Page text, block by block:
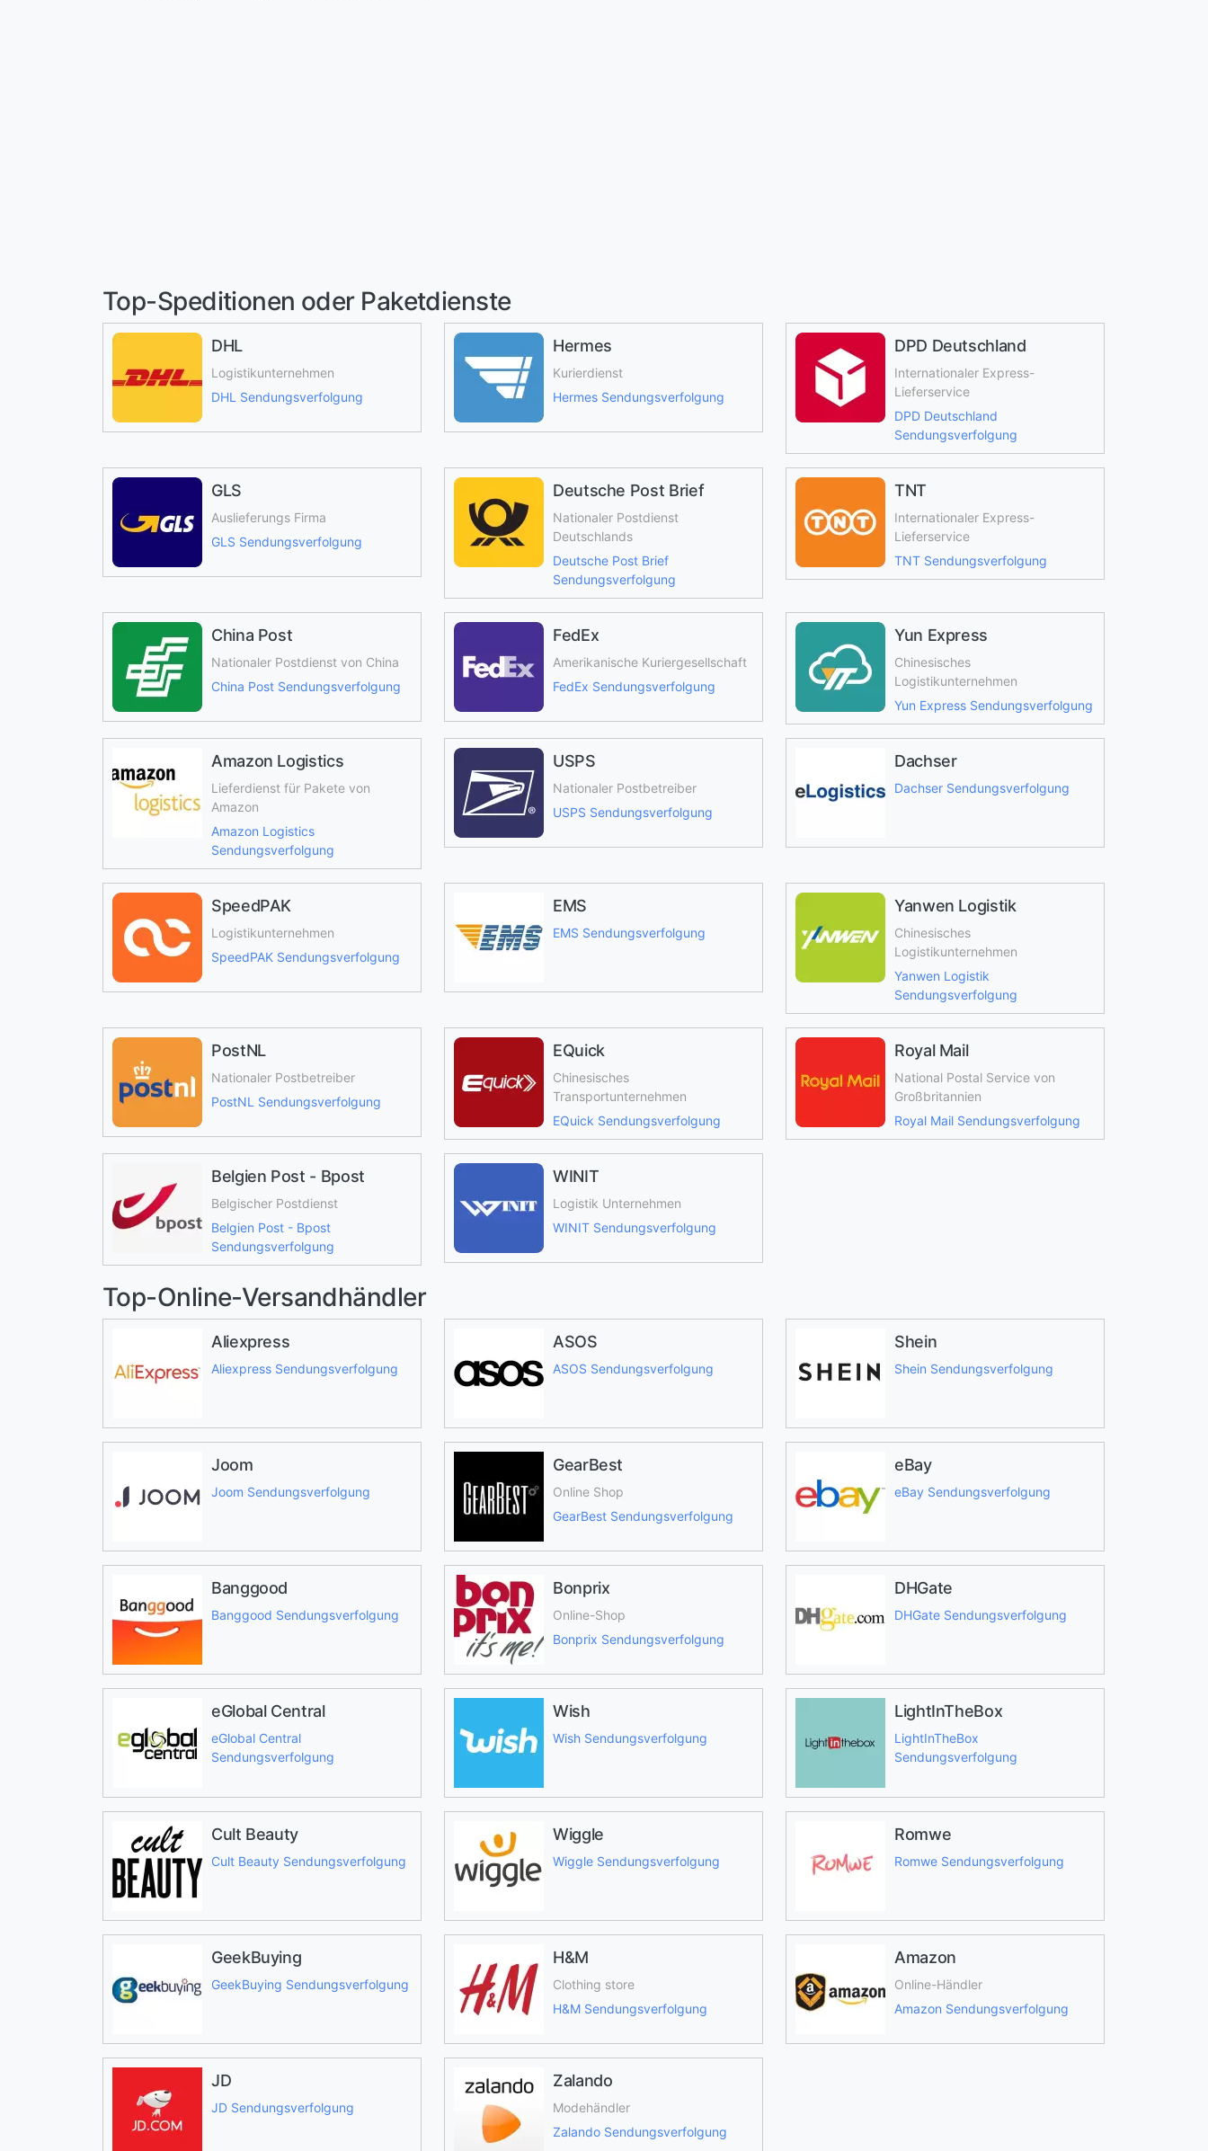
Top-Speditionen oder Paketdienste
DHL
Logistikunternehmen
DHL Sendungsverfolgung
Hermes
Kurierdienst
Hermes Sendungsverfolgung
DPD Deutschland
Internationaler Express-
Lieferservice
DPD Deutschland
Sendungsverfolgung
GLS
Auslieferungs Firma
GLS Sendungsverfolgung
Deutsche Post Brief
Nationaler Postdienst
Deutschlands
Deutsche Post Brief
Sendungsverfolgung
TNT
Internationaler Express-
Lieferservice
TNT Sendungsverfolgung
China Post
Nationaler Postdienst von China
China Post Sendungsverfolgung
FedEx
Amerikanische Kuriergesellschaft
FedEx Sendungsverfolgung
Yun Express
Chinesisches
Logistikunternehmen
Yun Express Sendungsverfolgung
Amazon Logistics
Lieferdienst für Pakete von
Amazon
Amazon Logistics
Sendungsverfolgung
USPS
Nationaler Postbetreiber
USPS Sendungsverfolgung
Dachser
Dachser Sendungsverfolgung
SpeedPAK
Logistikunternehmen
SpeedPAK Sendungsverfolgung
EMS
EMS Sendungsverfolgung
Yanwen Logistik
Chinesisches
Logistikunternehmen
Yanwen Logistik
Sendungsverfolgung
PostNL
Nationaler Postbetreiber
PostNL Sendungsverfolgung
EQuick
Chinesisches
Transportunternehmen
EQuick Sendungsverfolgung
Royal Mail
National Postal Service von
Großbritannien
Royal Mail Sendungsverfolgung
Belgien Post - Bpost
Belgischer Postdienst
Belgien Post - Bpost
Sendungsverfolgung
WINIT
Logistik Unternehmen
WINIT Sendungsverfolgung
Top-Online-Versandhändler
Aliexpress
Aliexpress Sendungsverfolgung
ASOS
ASOS Sendungsverfolgung
Shein
Shein Sendungsverfolgung
Joom
Joom Sendungsverfolgung
GearBest
Online Shop
GearBest Sendungsverfolgung
eBay
eBay Sendungsverfolgung
Banggood
Banggood Sendungsverfolgung
Bonprix
Online-Shop
Bonprix Sendungsverfolgung
DHGate
DHGate Sendungsverfolgung
eGlobal Central
eGlobal Central
Sendungsverfolgung
Wish
Wish Sendungsverfolgung
LightInTheBox
LightInTheBox
Sendungsverfolgung
Cult Beauty
Cult Beauty Sendungsverfolgung
Wiggle
Wiggle Sendungsverfolgung
Romwe
Romwe Sendungsverfolgung
GeekBuying
GeekBuying Sendungsverfolgung
H&M
Clothing store
H&M Sendungsverfolgung
Amazon
Online-Händler
Amazon Sendungsverfolgung
JD
JD Sendungsverfolgung
Zalando
Modehändler
Zalando Sendungsverfolgung